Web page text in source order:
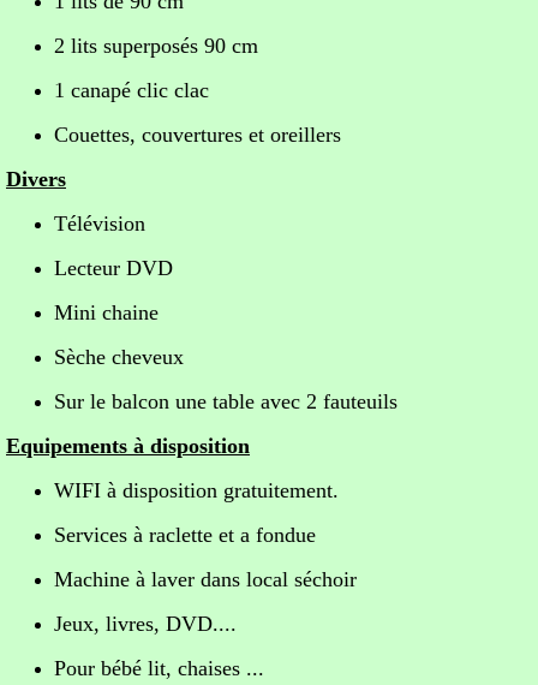
2 lits superposés 90 cm
1 canapé clic clac
Couettes, couvertures et oreillers
Divers
Télévision
Lecteur DVD
Mini chaine
Sèche cheveux
Sur le balcon une table avec 2 fauteuils
Equipements à disposition
WIFI à disposition gratuitement.
Services à raclette et a fondue
Machine à laver dans local séchoir
Jeux, livres, DVD....
Pour bébé lit, chaises ...